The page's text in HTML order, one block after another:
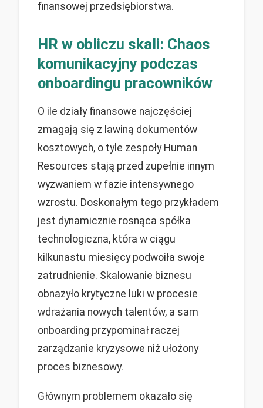
finansowej przedsiębiorstwa.
HR w obliczu skali: Chaos
komunikacyjny podczas
onboardingu pracowników
O ile działy finansowe najczęściej
zmagają się z lawiną dokumentów
kosztowych, o tyle zespoły Human
Resources stają przed zupełnie innym
wyzwaniem w fazie intensywnego
wzrostu. Doskonałym tego przykładem
jest dynamicznie rosnąca spółka
technologiczna, która w ciągu
kilkunastu miesięcy podwoiła swoje
zatrudnienie. Skalowanie biznesu
obnażyło krytyczne luki w procesie
wdrażania nowych talentów, a sam
onboarding przypominał raczej
zarządzanie kryzysowe niż ułożony
proces biznesowy.
Głównym problemem okazało się